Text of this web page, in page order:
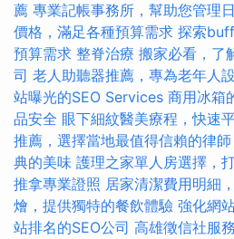
薦 專業記帳事務所，幫助您管理
價格，滿足各種預算需求 探索
預算需求 整脊治療 搬家必看，了
司 老人助聽器推薦，專為老年人
站曝光的SEO Services 商用冰箱
品安全 眼下細紋醫美療程，快速
推薦，選擇當地最值得信賴的律師
典的美味 護理之家單人房選擇，
推拿專業證照 居家清潔費用明細
燴，提供獨特的餐飲體驗 強化網
站排名的SEO公司 高雄徵信社服